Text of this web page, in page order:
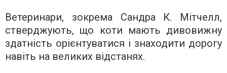
Ветеринари, зокрема Сандра К. Мітчелл,
стверджують, що коти мають дивовижну
здатність орієнтуватися і знаходити дорогу
навіть на великих відстанях.